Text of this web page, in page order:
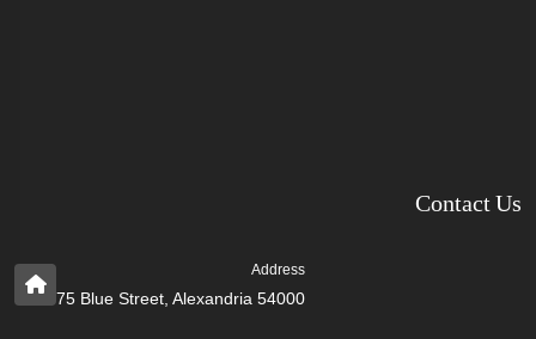
Contact Us
Address
75 Blue Street, Alexandria 54000